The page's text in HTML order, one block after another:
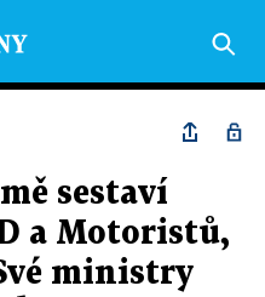
sestaví
a Motoristů,
ministry